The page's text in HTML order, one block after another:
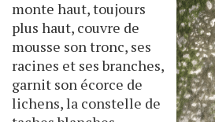
monte haut, toujours
plus haut, couvre de
mousse son tronc, ses
racines et ses branches,
garnit son écorce de
lichens, la constelle de